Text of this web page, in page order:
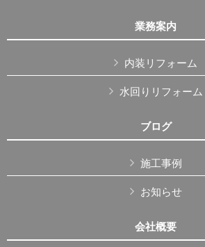
業務案内
内装リフォーム
水回りリフォーム
ブログ
施工事例
お知らせ
会社概要